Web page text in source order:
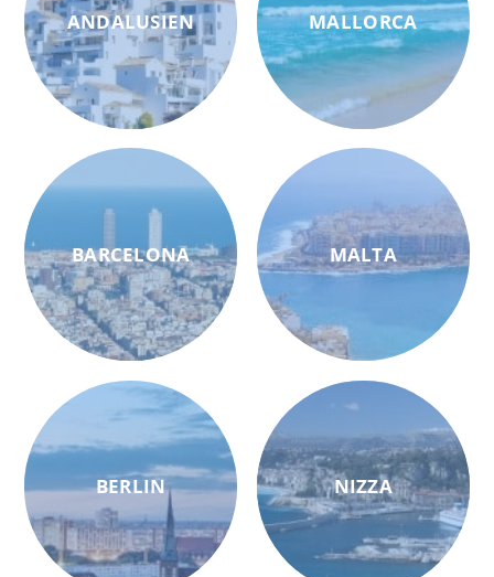
ANDALUSIEN
BARCELONA
BERLIN
MALLORCA
MALTA
NIZZA